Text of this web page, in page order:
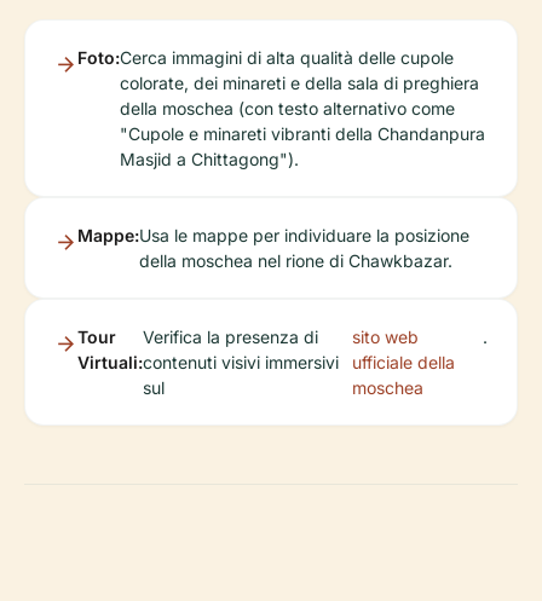
Foto:Cerca immagini di alta qualità delle cupole
colorate, dei minareti e della sala di preghiera
della moschea (con testo alternativo come
"Cupole e minareti vibranti della Chandanpura
Masjid a Chittagong").
Mappe:Usa le mappe per individuare la posizione
della moschea nel rione di Chawkbazar.
Tour
Virtuali:
Verifica la presenza di
contenuti visivi immersivi
sul
sito web
ufficiale della
moschea
.